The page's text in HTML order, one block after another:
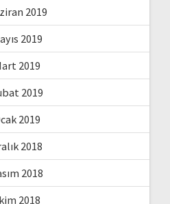
2019
2019
2019
2019
2019
2018
2018
2018